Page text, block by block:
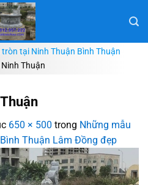
tại Ninh Thuận Bình Thuận
Thuận
650 × 500 trong Những mẫu
Thuận Lâm Đồng đẹp